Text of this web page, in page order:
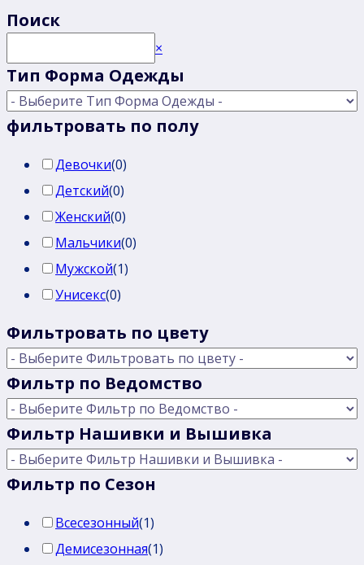
Поиск
×
Тип Форма Одежды
фильтровать по полу
Девочки(0)
Детский(0)
Женский(0)
Мальчики(0)
Мужской(1)
Унисекс(0)
Фильтровать по цвету
Фильтр по Ведомство
Фильтр Нашивки и Вышивка
Фильтр по Сезон
Всесезонный(1)
Демисезонная(1)